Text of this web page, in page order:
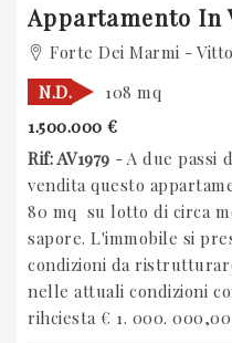
Appartamento In
Forte Dei Marmi -
N.D.
108 mq
1.500.000 €
Rif: AV1979 - A due passi
vendita questo
80 mq su lotto di circa
sapore. L'immobile si
condizioni da
nelle attuali condizioni
rihciesta € 1. 000.